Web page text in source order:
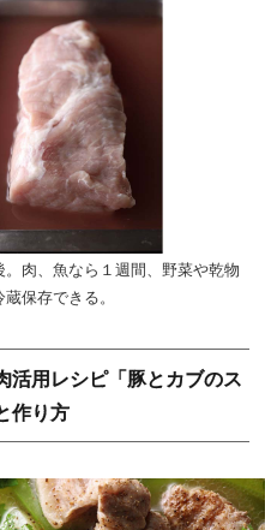
。肉、魚なら１週間、野菜や乾物
保存できる。
活用レシピ「豚とカブのス
作り方